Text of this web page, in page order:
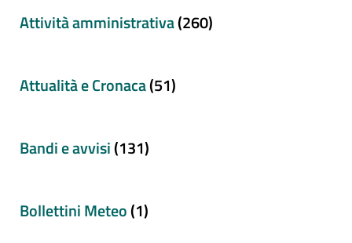
Attività amministrativa(260)
Attualità e Cronaca(51)
Bandi e avvisi(131)
Bollettini Meteo(1)